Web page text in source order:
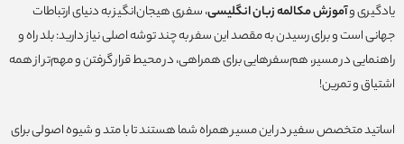
یادگیری وآموزش مکالمه زبان انگلیسی، سفری هیجان‌انگیز به دنیای ارتباطات
جهانی است و برای رسیدن به مقصد این سفر به چند توشه اصلی نیاز دارید: بلد راه و
راهنمایی در مسیر، هم‌سفرهایی برای همراهی، در محیط قرار گرفتن و مهم‌تر از همه
اشتیاق و تمرین!
اساتید متخصص سفیر در این مسیر همراه شما هستند تا با متد و شیوه اصولی برای